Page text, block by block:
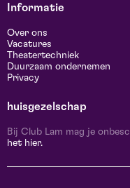
Informatie
Over ons
Vacatures
Theatertechniek
Duurzaam ondernemen
Privacy
huisgezelschap
Bij Club Lam mag je
het hier.